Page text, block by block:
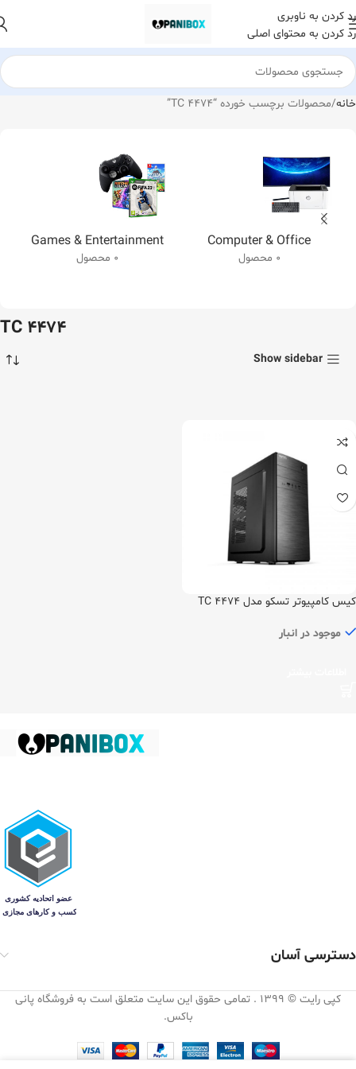
رد کردن به ناوبری
رد کردن به محتوای اصلی
خانه محصولات برچسب خورده “TC 4474”
Computer & Office
0 محصول
Games & Entertainment
0 محصول
TC 4474
Show sidebar
کیس کامپیوتر تسکو مدل TC 4474
موجود در انبار
دسترسی آسان
کپی رایت © 1399 . تمامی حقوق این سایت متعلق است به فروشگاه پانی
باکس.